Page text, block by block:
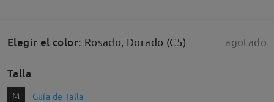
Elegir el color: Rosado, Dorado (C5) agotado
Talla
M Guía de Talla